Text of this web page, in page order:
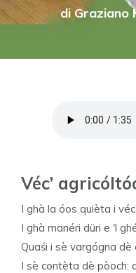
di Graziano
Véc’
I ghà la óos quièta i
I ghà manéri düri e 'l
Quaśi i sè vargógna dè
I sè contèta dè pòoch: